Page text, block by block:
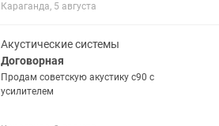
Караганда, 5 августа
Акустические системы
Договорная
Продам советскую акустику с90 с
усилителем